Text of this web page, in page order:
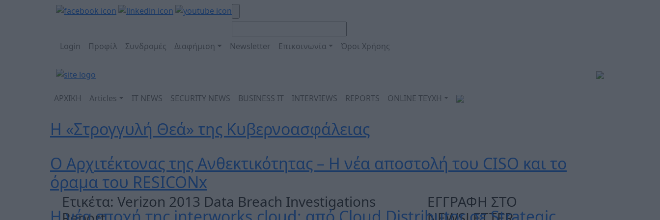
Login Προφίλ Συνδρομές Διαφήμιση Newsletter Επικοινωνία Όροι Χρήσης
ΑΡΧΙΚΗ Articles IT NEWS SECURITY NEWS BUSINESS IT INTERVIEWS REPORTS ONLINE ΤΕΥΧΗ
Η «Στρογγυλή Θεά» της Κυβερνοασφάλειας
Ο Αρχιτέκτονας της Ανθεκτικότητας – Η νέα αποστολή του CISO και το
όραμα του RESICONx
Ετικέτα: Verizon 2013 Data Breach Investigations
ΕΓΓΡΑΦΗ ΣΤΟ